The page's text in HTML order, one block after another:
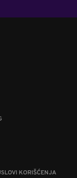
KORIŠĆENJA